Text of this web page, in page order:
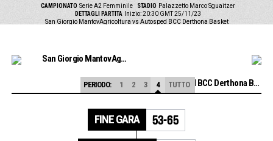
CAMPIONATO Serie A2 Femminile STADIO Palazzetto Marco Sguaitzer
DETTAGLI PARTITA
Inizio: 20:30 GMT 25/11/23
San Giorgio MantovAgricoltura vs Autosped BCC Derthona Basket
San Giorgio MantovAgricoltura
Autosped BCC Derthona Basket
PERIODO: 1 2 3 4 TUTTO
FINE GARA 53-65